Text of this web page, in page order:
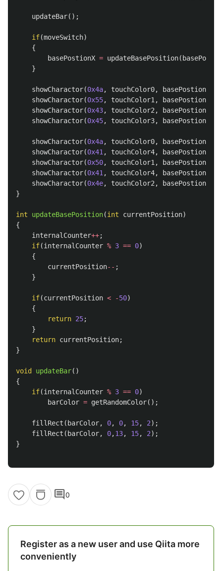
updateBar();
if(moveSwitch)
{
basePostionX = updateBasePosition(
}
showCharactor(0x4a, touchColor0, basePostionX
showCharactor(0x55, touchColor1 , basePostionX
showCharactor(0x43, touchColor2 , basePostionX
showCharactor(0x45, touchColor3, basePostionX
showCharactor(0x4a, touchColor0, basePostionX
showCharactor(0x41 , touchColor4, basePostionX
showCharactor(0x50, touchColor1 , basePostionX
showCharactor(0x41 , touchColor4, basePostionX
showCharactor(0x4e, touchColor2 , basePostionX
}
int updateBasePosition(int currentPosition)
{
internalCounter++;
if(internalCounter % 3 == 0)
{
currentPosition-- ;
}
if(currentPosition < -50)
{
return 25;
}
return currentPosition;
}
void updateBar()
{
if(internalCounter % 3 == 0)
barColor = getRandomColor();
fillRect ( barColor, 0, 0, 15, 2);
fillRect ( barColor, 0,13, 15, 2);
}
comment0
Register as a new user and use Qiita more
conveniently